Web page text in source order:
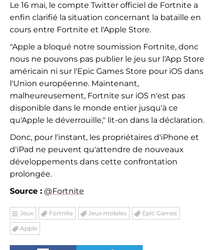
Le 16 mai, le compte Twitter officiel de Fortnite a
enfin clarifié la situation concernant la bataille en
cours entre Fortnite et l'Apple Store.
"Apple a bloqué notre soumission Fortnite, donc
nous ne pouvons pas publier le jeu sur l'App Store
américain ni sur l'Epic Games Store pour iOS dans
l'Union européenne. Maintenant,
malheureusement, Fortnite sur iOS n'est pas
disponible dans le monde entier jusqu'à ce
qu'Apple le déverrouille," lit-on dans la déclaration.
Donc, pour l'instant, les propriétaires d'iPhone et
d'iPad ne peuvent qu'attendre de nouveaux
développements dans cette confrontation
prolongée.
Source : @Fortnite
Jeux Fortnite Jeux mobiles Epic Games
Apple